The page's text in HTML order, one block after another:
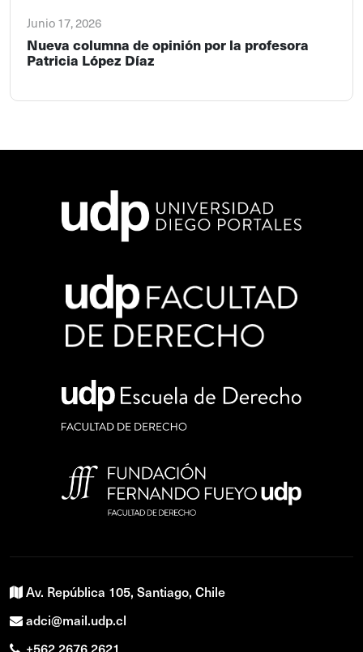
Junio 17, 2026
Nueva columna de opinión por la profesora
Patricia López Díaz
Av. República 105, Santiago, Chile
adci@mail.udp.cl
+562 2676 2621